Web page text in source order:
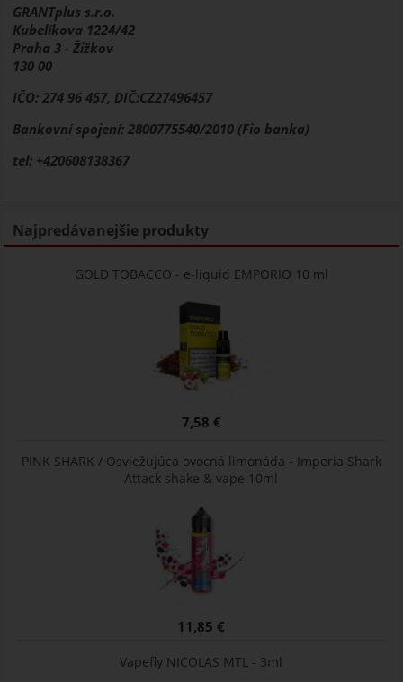
GRANTplus s.r.o.
Kubelíkova 1224/42
Praha 3 - Žižkov
130 00
IČO: 274 96 457, DIČ:CZ27496457
Bankovní spojení: 2800775540/2010 (Fio banka)
tel: +420608138367
Najpredávanejšie produkty
GOLD TOBACCO - e-liquid EMPORIO 10 ml
7,58 €
PINK SHARK / Osviežujúca ovocná limonáda - Imperia Shark
Attack shake & vape 10ml
11,85 €
Vapefly NICOLAS MTL - 3ml